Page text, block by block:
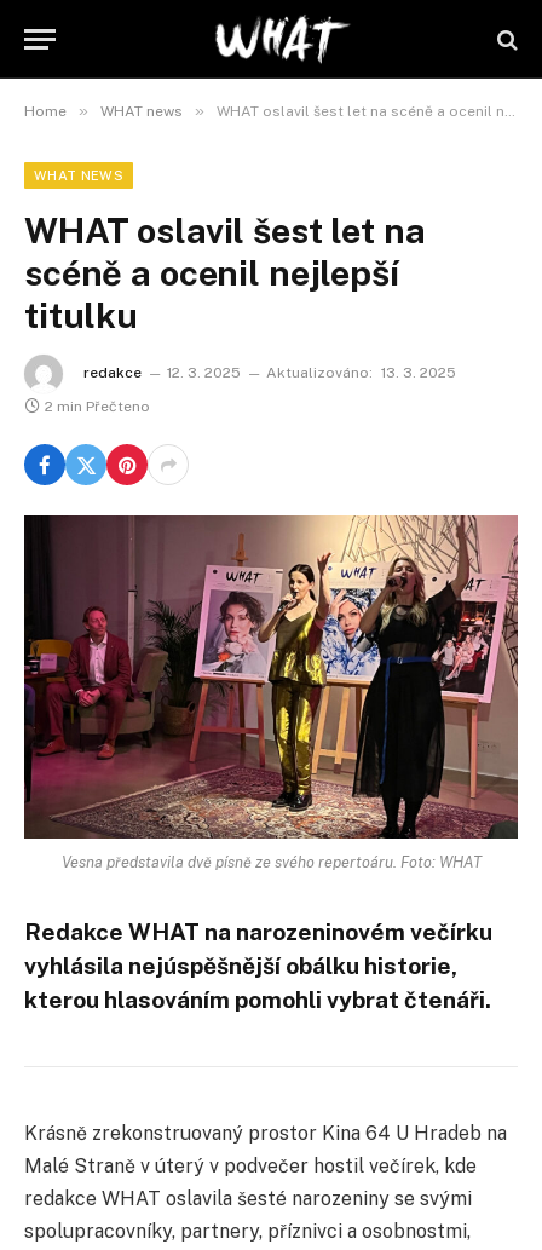
Home » WHAT news » WHAT oslavil šest let na scéně a ocenil nejlepší titulku
WHAT NEWS
WHAT oslavil šest let na
scéně a ocenil nejlepší
titulku
redakce 12. 3. 2025 Aktualizováno: 13. 3. 2025
2 min Přečteno
Vesna představila dvě písně ze svého repertoáru. Foto: WHAT
Redakce WHAT na narozeninovém večírku
vyhlásila nejúspěšnější obálku historie,
kterou hlasováním pomohli vybrat čtenáři.
Krásně zrekonstruovaný prostor Kina 64 U Hradeb na
Malé Straně v úterý v podvečer hostil večírek, kde
redakce WHAT oslavila šesté narozeniny se svými
spolupracovníky, partnery, příznivci a osobnostmi,